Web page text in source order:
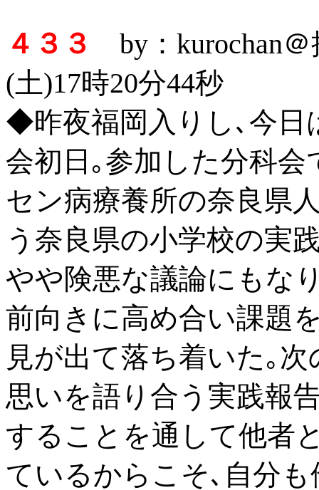
４３３
by：kurochan
(土)17時20分44秒
◆昨夜福岡入りし､今日
会初日｡参加した分科
セン病療養所の奈良県
う奈良県の小学校の実
やや険悪な議論にもな
前向きに高め合い課題
見が出て落ち着いた｡
思いを語り合う実践報
することを通して他者
ているからこそ､自分